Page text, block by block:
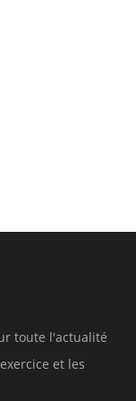
toute l'actualité
et les